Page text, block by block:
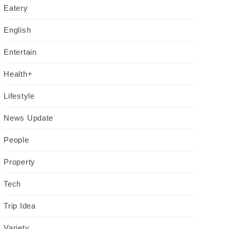
Eatery
English
Entertain
Health+
Lifestyle
News Update
People
Property
Tech
Trip Idea